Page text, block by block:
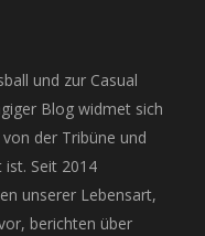
und zur Casual
Blog widmet sich
der Tribüne und
ist. Seit 2014
unserer Lebensart,
berichten über